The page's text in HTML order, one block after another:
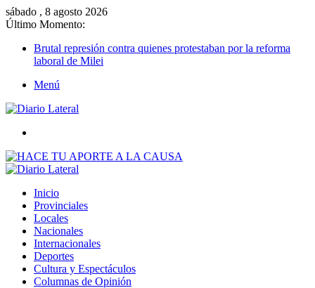
sábado , 8 agosto 2026
Último Momento:
Brutal represión contra quienes protestaban por la reforma
laboral de Milei
Menú
Inicio
Provinciales
Locales
Nacionales
Internacionales
Deportes
Cultura y Espectáculos
Columnas de Opinión